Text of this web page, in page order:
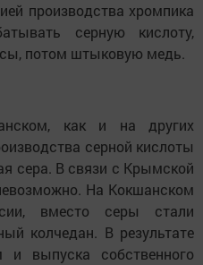
производства хромпика
серную кислоту,
потом штыковую медь.
как и на других
серной кислоты
сера. В связи с Крымской
На Кокшанском
вместо серы стали
колчедан. В результате
выпуска собственного